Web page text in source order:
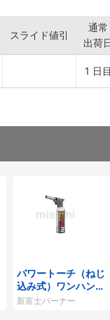
スライド値引
通常
出荷
1 日
パワートーチ（ねじ
込み式）ワンハンド
で点火・消化が可能
新富士バーナー